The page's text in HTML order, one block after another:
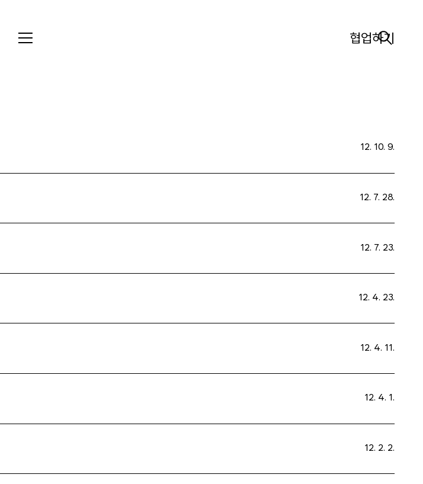
사진
영상
바로가기
협업하기
12. 10. 9.
12. 7. 28.
12. 7. 23.
12. 4. 23.
12. 4. 11.
12. 4. 1.
12. 2. 2.